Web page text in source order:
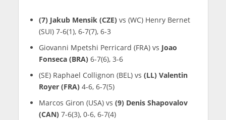
(7) Jakub Mensik (CZE)vs (WC) Henry Bernet
(SUI) 7-6(1), 6-7(7), 6-3
Giovanni Mpetshi Perricard (FRA) vs Joao
Fonseca (BRA)6-7(6), 3-6
(SE) Raphael Collignon (BEL) vs (LL) Valentin
Royer (FRA)4-6, 6-7(5)
Marcos Giron (USA) vs (9) Denis Shapovalov
(CAN)7-6(3), 0-6, 6-7(4)